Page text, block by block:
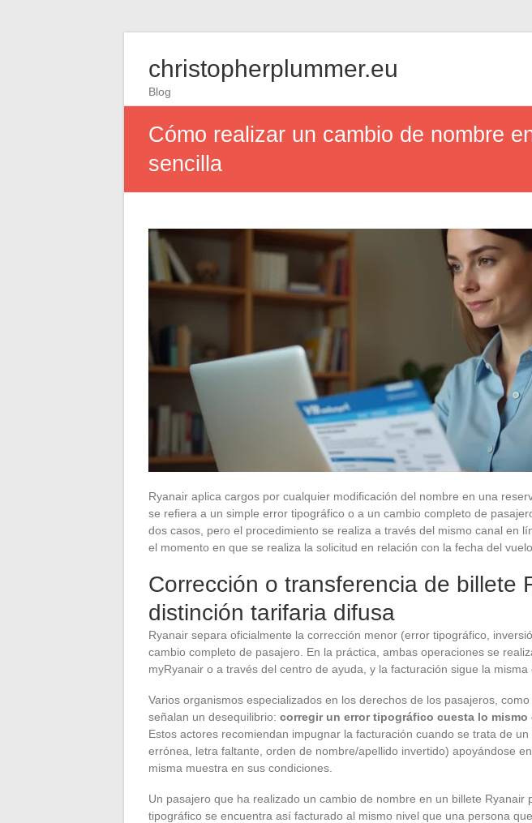
christopherplummer.eu
Blog
Cómo realizar un cambio de nombre
sencilla
Ryanair aplica cargos por cualquier modificación del nombre en una
se refiera a un simple error tipográfico o a un cambio completo de
dos casos, pero el procedimiento se realiza a través del mismo canal en
el momento en que se realiza la solicitud en relación con la fecha del vuelo.
Corrección o transferencia de billete
distinción tarifaria difusa
Ryanair separa oficialmente la corrección menor (error tipográfico,
cambio completo de pasajero. En la práctica, ambas operaciones se
myRyanair o a través del centro de ayuda, y la facturación sigue la misma
Varios organismos especializados en los derechos de los pasajeros, como
señalan un desequilibrio: corregir un error tipográfico cuesta lo
Estos actores recomiendan impugnar la facturación cuando se trata de
errónea, letra faltante, orden de nombre/apellido invertido) apoyándose
misma muestra en sus condiciones.
Un pasajero que ha realizado un cambio de nombre en un billete Ryanair
tipográfico se encuentra así facturado al mismo nivel que una persona